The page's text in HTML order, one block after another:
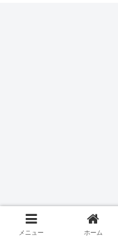
メニュー ホーム